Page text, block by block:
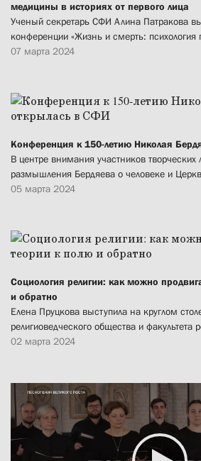
медицины в историях от первого лица
Ученый секретарь СФИ Алина Патракова
конференции «Жизнь и смерть: психология
07 марта 2024
Конференция к 150-летию Николая
В центре внимания участников творческих
размышления Бердяева о человеке и
05 марта 2024
Социология религии: как можно
и обратно
Елена Пруцкова выступила на круглом
религиоведческого общества и факультета
02 марта 2024